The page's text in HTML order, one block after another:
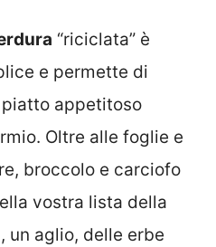
“riciclata” è
e permette di
appetitoso
Oltre alle foglie e
broccolo e carciofo
vostra lista della
un aglio, delle erbe